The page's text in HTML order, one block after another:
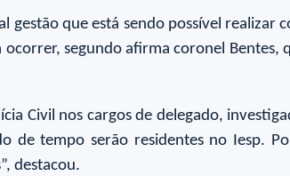
que está sendo possível realizar
segundo afirma coronel Bentes,
Civil nos cargos de delegado,
tempo serão residentes no Iesp.
destacou.